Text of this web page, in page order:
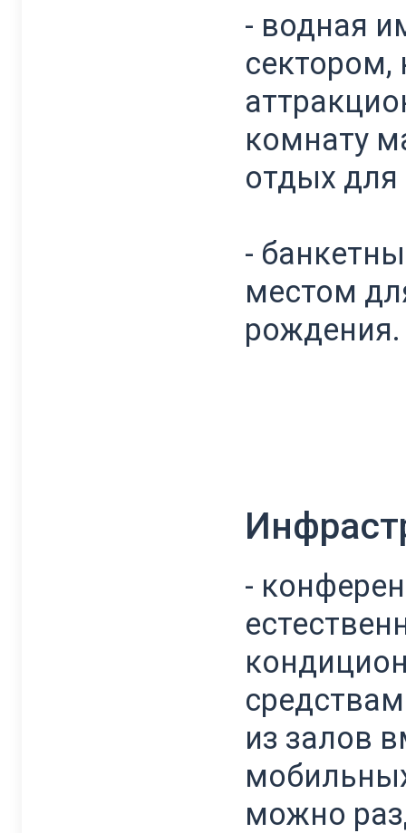
- водная
комнату
отдых
-
местом
рождения.
-
из залов
можно